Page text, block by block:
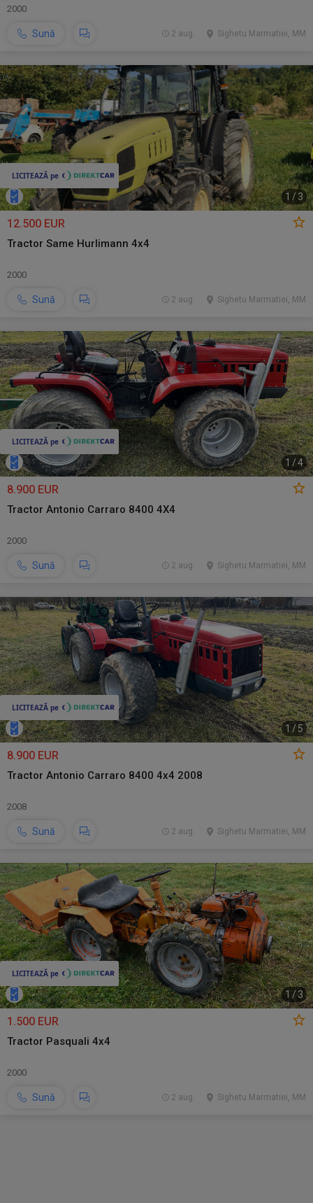
2000
Sună Sighetu Marmatiei, MM
2 aug.
1 /3
12.500 EUR
Tractor Same Hurlimann 4x4
2000
Sună Sighetu Marmatiei, MM
2 aug.
1 /4
8.900 EUR
Tractor Antonio Carraro 8400 4X4
2000
Sună Sighetu Marmatiei, MM
2 aug.
1/5
8.900 EUR
Tractor Antonio Carraro 8400 4x4 2008
2008
Sună Sighetu Marmatiei, MM
2 aug.
1/3
1.500 EUR
Tractor Pasquali 4x4
2000
Sună Sighetu Marmatiei, MM
2 aug.